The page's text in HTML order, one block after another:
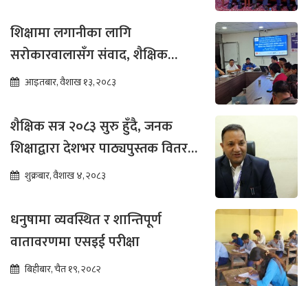
शिक्षामा लगानीका लागि
सरोकारवालासँग संवाद, शैक्षिक
सुधारमा जोड
आइतबार, वैशाख १३, २०८३
शैक्षिक सत्र २०८३ सुरु हुँदै, जनक
शिक्षाद्वारा देशभर पाठ्यपुस्तक वितरण
तीव्रशुक्रबार, वैशाख ४, २०८३
धनुषामा व्यवस्थित र शान्तिपूर्ण
वातावरणमा एसइई परीक्षा
बिहीबार, चैत १९, २०८२